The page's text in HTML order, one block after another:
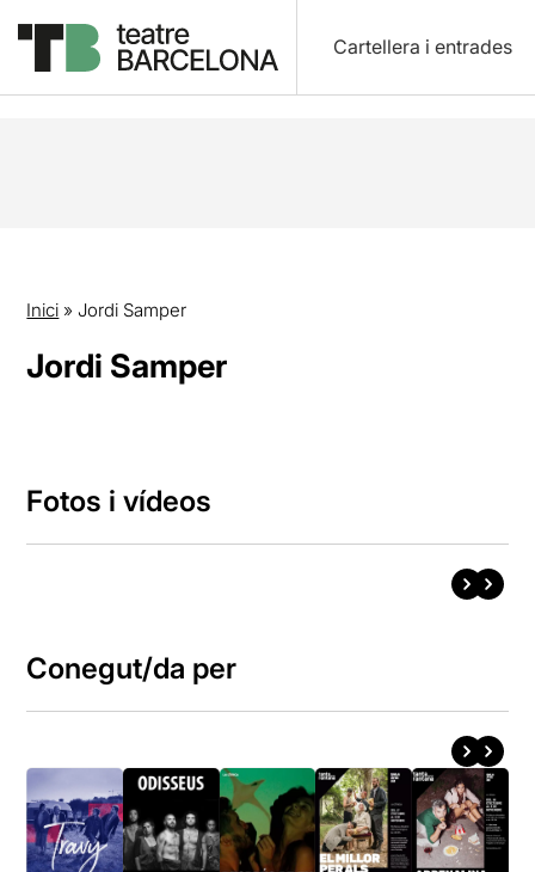
Cartellera i entrades
Inici » Jordi Samper
Jordi Samper
Fotos i vídeos
Conegut/da per